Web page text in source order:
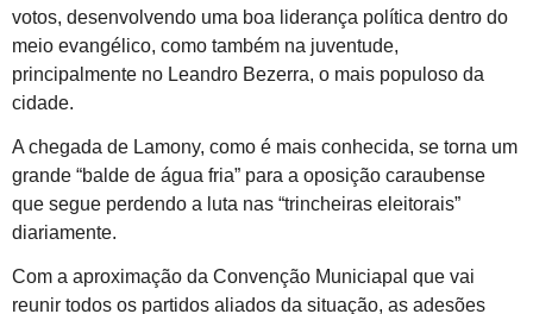
votos, desenvolvendo uma boa liderança política dentro do
meio evangélico, como também na juventude,
principalmente no Leandro Bezerra, o mais populoso da
cidade.
A chegada de Lamony, como é mais conhecida, se torna um
grande “balde de água fria” para a oposição caraubense
que segue perdendo a luta nas “trincheiras eleitorais”
diariamente.
Com a aproximação da Convenção Municiapal que vai
reunir todos os partidos aliados da situação, as adesões